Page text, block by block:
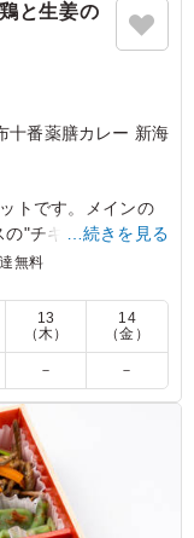
と生姜の
十番薬膳カレー 新海
トです。メインの
"チキンカレ
姜の煮込み薬膳カ
いても、お好みの
たんぱく質
2.5g】
二種類入ってお
が少なめなの
…続きを見る
無料
13
（木）
14
（金）
－ －